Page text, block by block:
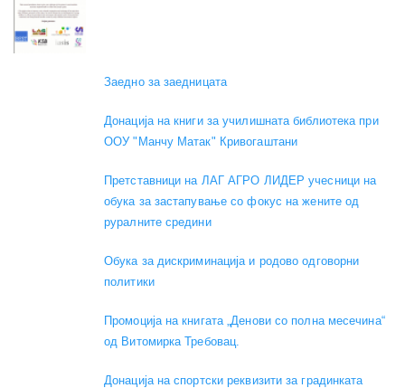
Заедно за заедницата
Донација на книги за училишната библиотека при
ООУ "Манчу Матак" Кривогаштани
Претставници на ЛАГ АГРО ЛИДЕР учесници на
обука за застапување со фокус на жените од
руралните средини
Обука за дискриминација и родово одговорни
политики
Промоција на книгата „Денови со полна месечина“
од Витомирка Требовац.
Донација на спортски реквизити за градинката